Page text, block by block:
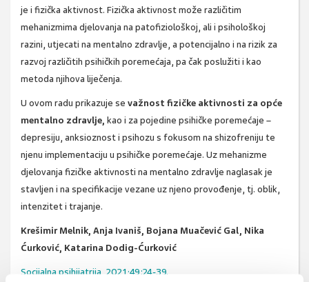
je i fizička aktivnost. Fizička aktivnost može različitim
mehanizmima djelovanja na patofiziološkoj, ali i psihološkoj
razini, utjecati na mentalno zdravlje, a potencijalno i na rizik za
razvoj različitih psihičkih poremećaja, pa čak poslužiti i kao
metoda njihova liječenja.
U ovom radu prikazuje se važnost fizičke aktivnosti za opće
mentalno zdravlje, kao i za pojedine psihičke poremećaje –
depresiju, anksioznost i psihozu s fokusom na shizofreniju te
njenu implementaciju u psihičke poremećaje. Uz mehanizme
djelovanja fizičke aktivnosti na mentalno zdravlje naglasak je
stavljen i na specifikacije vezane uz njeno provođenje, tj. oblik,
intenzitet i trajanje.
Krešimir Melnik, Anja Ivaniš, Bojana Muačević Gal, Nika
Ćurković, Katarina Dodig-Ćurković
Socijalna psihijatrija, 2021;49:24-39.